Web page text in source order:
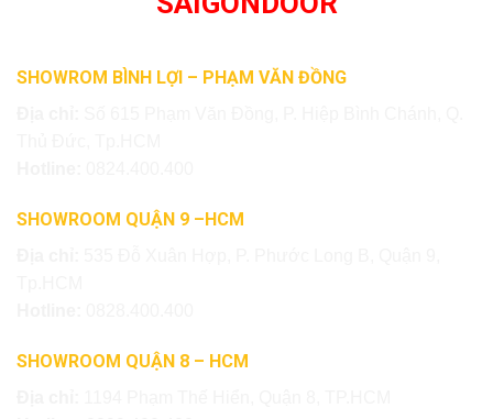
SHOWROM BÌNH LỢI – PHẠM VĂN ĐỒNG
SHOWROOM QUẬN 9 –HCM
SHOWROOM QUẬN 8 – HCM